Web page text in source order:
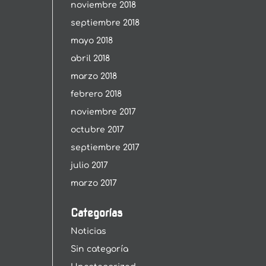
noviembre 2018
septiembre 2018
mayo 2018
abril 2018
marzo 2018
febrero 2018
noviembre 2017
octubre 2017
septiembre 2017
julio 2017
marzo 2017
Categorías
Noticias
Sin categoría